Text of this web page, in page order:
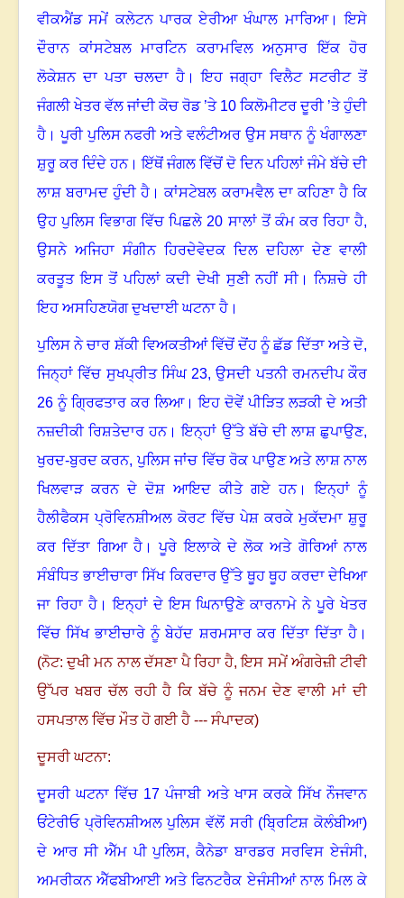
ਵੀਕਐਂਡ ਸਮੇਂ ਕਲੇਟਨ ਪਾਰਕ ਏਰੀਆ ਖੰਘਾਲ ਮਾਰਿਆ।ਇਸੇ
ਦੌਰਾਨ ਕਾਂਸਟੇਬਲ ਮਾਰਟਿਨ ਕਰਾਮਵਿਲ ਅਨੁਸਾਰ ਇੱਕ ਹੋਰ
ਲੋਕੇਸ਼ਨ ਦਾ ਪਤਾ ਚਲਦਾ ਹੈ।ਇਹ ਜਗ੍ਹਾ ਵਿਲੈਟ ਸਟਰੀਟ ਤੋਂ
ਜੰਗਲੀ ਖੇਤਰ ਵੱਲ ਜਾਂਦੀ ਕੋਚ ਰੋਡ ’ਤੇ 10 ਕਿਲੋਮੀਟਰ ਦੂਰੀ ’ਤੇ ਹੁੰਦੀ
ਹੈ ।ਪੂਰੀ ਪੁਲਿਸ ਨਫਰੀ ਅਤੇ ਵਲੰਟੀਅਰ ਉਸ ਸਥਾਨ ਨੂੰ ਖੰਗਾਲਣਾ
ਸ਼ੁਰੂ ਕਰ ਦਿੰਦੇ ਹਨ। ਇੱਥੋਂ ਜੰਗਲ ਵਿੱਚੋਂ ਦੋ ਦਿਨ ਪਹਿਲਾਂ ਜੰਮੇ ਬੱਚੇ ਦੀ
ਲਾਸ਼ ਬਰਾਮਦ ਹੁੰਦੀ ਹੈ ।ਕਾਂਸਟੇਬਲ ਕਰਾਮਵੈਲ ਦਾ ਕਹਿਣਾ ਹੈ ਕਿ
ਉਹ ਪੁਲਿਸ ਵਿਭਾਗ ਵਿੱਚ ਪਿਛਲੇ 20 ਸਾਲਾਂ ਤੋਂ ਕੰਮ ਕਰ ਰਿਹਾ ਹੈ,
ਉਸਨੇ ਅਜਿਹਾ ਸੰਗੀਨ ਹਿਰਦੇਵੇਦਕ ਦਿਲ ਦਹਿਲਾ ਦੇਣ ਵਾਲੀ
ਕਰਤੂਤ ਇਸ ਤੋਂ ਪਹਿਲਾਂ ਕਦੀ ਦੇਖੀ ਸੁਣੀ ਨਹੀਂ ਸੀ।ਨਿਸ਼ਚੇ ਹੀ
ਇਹ ਅਸਹਿਣਯੋਗ ਦੁਖਦਾਈ ਘਟਨਾ ਹੈ ।
ਪੁਲਿਸ ਨੇ ਚਾਰ ਸ਼ੱਕੀ ਵਿਅਕਤੀਆਂ ਵਿੱਚੋਂ ਦੋਂਹ ਨੂੰ ਛੱਡ ਦਿੱਤਾ ਅਤੇ ਦੋ,
ਜਿਨ੍ਹਾਂ ਵਿੱਚ ਸੁਖਪ੍ਰੀਤ ਸਿੰਘ 23, ਉਸਦੀ ਪਤਨੀ ਰਮਨਦੀਪ ਕੌਰ
26 ਨੂੰ ਗ੍ਰਿਫਤਾਰ ਕਰ ਲਿਆ।ਇਹ ਦੋਵੇਂ ਪੀੜਿਤ ਲੜਕੀ ਦੇ ਅਤੀ
ਨਜ਼ਦੀਕੀ ਰਿਸ਼ਤੇਦਾਰ ਹਨ। ਇਨ੍ਹਾਂ ਉੱਤੇ ਬੱਚੇ ਦੀ ਲਾਸ਼ ਛੁਪਾਉਣ,
ਖੁਰਦ-ਬੁਰਦ ਕਰਨ, ਪੁਲਿਸ ਜਾਂਚ ਵਿੱਚ ਰੋਕ ਪਾਉਣ ਅਤੇ ਲਾਸ਼ ਨਾਲ
ਖਿਲਵਾੜ ਕਰਨ ਦੇ ਦੋਸ਼ ਆਇਦ ਕੀਤੇ ਗਏ ਹਨ।
ਇਨ੍ਹਾਂ ਨੂੰ
ਹੈਲੀਫੈਕਸ ਪ੍ਰੋਵਿਨਸ਼ੀਅਲ ਕੋਰਟ ਵਿੱਚ ਪੇਸ਼ ਕਰਕੇ ਮੁਕੱਦਮਾ ਸ਼ੁਰੂ
ਕਰ ਦਿੱਤਾ ਗਿਆ ਹੈ।ਪੂਰੇ ਇਲਾਕੇ ਦੇ ਲੋਕ ਅਤੇ ਗੋਰਿਆਂ ਨਾਲ
ਸੰਬੰਧਿਤ ਭਾਈਚਾਰਾ ਸਿੱਖ ਕਿਰਦਾਰ ਉੱਤੇ ਥੂਹ ਥੂਹ ਕਰਦਾ ਦੇਖਿਆ
ਜਾ ਰਿਹਾ ਹੈ। ਇਨ੍ਹਾਂ ਦੇ ਇਸ ਘਿਨਾਉਣੇ ਕਾਰਨਾਮੇ ਨੇ ਪੂਰੇ ਖੇਤਰ
ਵਿੱਚ ਸਿੱਖ ਭਾਈਚਾਰੇ ਨੂੰ ਬੇਹੱਦ ਸ਼ਰਮਸਾਰ ਕਰ ਦਿੱਤਾ ਦਿੱਤਾ ਹੈ ।
(ਨੋਟ: ਦੁਖੀ ਮਨ ਨਾਲ ਦੱਸਣਾ ਪੈ ਰਿਹਾ ਹੈ, ਇਸ ਸਮੇਂ ਅੰਗਰੇਜ਼ੀ ਟੀਵੀ
ਉੱਪਰ ਖਬਰ ਚੱਲ ਰਹੀ ਹੈ ਕਿ ਬੱਚੇ ਨੂੰ ਜਨਮ ਦੇਣ ਵਾਲੀ ਮਾਂ ਦੀ
ਹਸਪਤਾਲ ਵਿੱਚ ਮੌਤ ਹੋ ਗਈ ਹੈ --- ਸੰਪਾਦਕ)
ਦੂਸਰੀ ਘਟਨਾ:
ਦੂਸਰੀ ਘਟਨਾ ਵਿੱਚ 17 ਪੰਜਾਬੀ ਅਤੇ ਖਾਸ ਕਰਕੇ ਸਿੱਖ ਨੌਜਵਾਨ
ਓਂਟੇਰੀਓ ਪ੍ਰੋਵਿਨਸ਼ੀਅਲ ਪੁਲਿਸ ਵੱਲੋਂ ਸਰੀ (ਬ੍ਰਿਟਿਸ਼ ਕੋਲੰਬੀਆ)
ਦੇ ਆਰ ਸੀ ਐੱਮ ਪੀ ਪੁਲਿਸ, ਕੈਨੇਡਾ ਬਾਰਡਰ ਸਰਵਿਸ ਏਜੰਸੀ,
ਅਮਰੀਕਨ ਐੱਫਬੀਆਈ ਅਤੇ ਫਿਨਟਰੈਕ ਏਜੰਸੀਆਂ ਨਾਲ ਮਿਲ ਕੇ